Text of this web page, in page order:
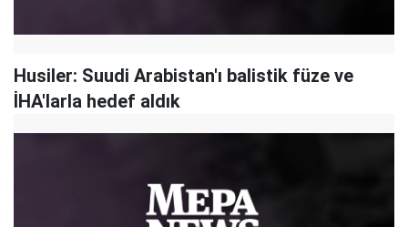
Husiler: Suudi Arabistan'ı balistik füze ve
İHA'larla hedef aldık